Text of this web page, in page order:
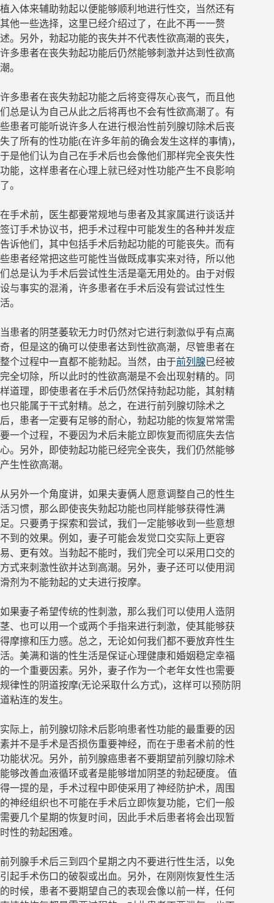
植入体来辅助勃起以便能够顺利地进行性交，当然还有
其他一些选择，这里已经介绍过了，在此不再一一赘
述。另外，勃起功能的丧失并不代表性欲高潮的丧失，
许多患者在丧失勃起功能后仍然能够刺激并达到性欲高
潮。
许多患者在丧失勃起功能之后将变得灰心丧气，而且他
们总是认为自己从此之后将再也不会有性欲高潮了。有
些患者可能听说许多人在进行根治性前列腺切除术后丧
失了所有的性功能(在许多年前的确会发生这样的事情)，
于是他们认为自己在手术后也会像他们那样完全丧失性
功能，这样患者在心理上就已经对性功能产生不良影响
了。
在手术前，医生都要常规地与患者及其家属进行谈话并
签订手术协议书，把手术过程中可能发生的各种并发症
告诉他们，其中包括手术后勃起功能的可能丧失。而有
些患者经常把这些可能性当做既成事实来对待，所以他
们总是认为手术后尝试性生活是毫无用处的。由于对假
设与事实的混淆，许多患者在手术后没有尝试过性生
活。
当患者的阴茎萎软无力时仍然对它进行刺激似乎有点离
奇，但是这的确可以使患者达到性欲高潮，尽管患者在
整个过程中一直都不能勃起。当然，由于前列腺已经被
完全切除，所以此时的性欲高潮是不会出现射精的。同
样道理，即使患者在手术后仍然保持勃起功能，其射精
也只能属于干式射精。总之，在进行前列腺切除术之
后，患者一定要有足够的耐心，勃起功能的恢复常常需
要一个过程，不要因为术后未能立即恢复而彻底失去信
心。另外，即使勃起功能已经完全丧失，我们仍然能够
产生性欲高潮。
从另外一个角度讲，如果夫妻俩人愿意调整自己的性生
活习惯，那么即使丧失勃起功能也同样能够获得性满
足。只要勇于探索和尝试，我们一定能够收到一些意想
不到的效果。例如，妻子可能会发觉口交实际上更容
易、更有效。当勃起不能时，我们完全可以采用口交的
方式来刺激性欲并达到高潮。另外，妻子还可以使用润
滑剂为不能勃起的丈夫进行按摩。
如果妻子希望传统的性刺激，那么我们可以使用人造阴
茎、也可以用一个或两个手指来进行刺激，使其能够获
得摩擦和压力感。总之，无论如何我们都不要放弃性生
活。美满和谐的性生活是保证心理健康和婚姻稳定幸福
的一个重要因素。另外，妻子作为一个老年女性也需要
规律性的阴道按摩(无论采取什么方式)，这样可以预防阴
道粘连的发生。
实际上，前列腺切除术后影响患者性功能的最重要的因
素并不是手术是否损伤重要神经，而在于患者术前的性
功能状况。另外，前列腺癌患者不要期望前列腺切除术
能够改善血液循环或者是能够增加阴茎的勃起硬度。 值
得一提的是，手术过程中即使采用了神经防护术，周围
的神经组织也不可能在手术后立即恢复功能，它们一般
需要几个星期的恢复时间，因此手术后患者将会出现暂
时性的勃起困难。
前列腺手术后三到四个星期之内不要进行性生活，以免
引起手术伤口的破裂或出血。另外，在刚刚恢复性生活
的时候，患者不要期望自己的表现会像以前一样，任何